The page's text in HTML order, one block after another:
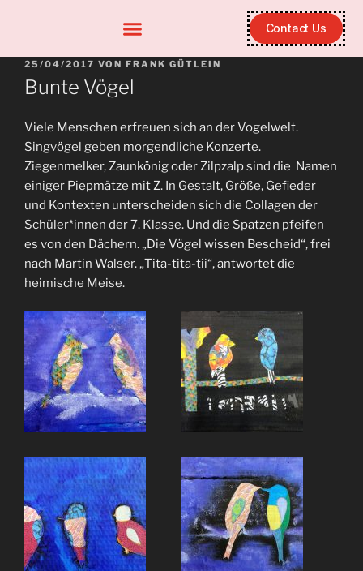
Contact Us
25/04/2017 VON FRANK GÜTLEIN
Bunte Vögel
Viele Menschen erfreuen sich an der Vogelwelt.
Singvögel geben morgendliche Konzerte.
Ziegenmelker, Zaunkönig oder Zilpzalp sind die Namen
einiger Piepmätze mit Z. In Gestalt, Größe, Gefieder
und Kontexten unterscheiden sich die Collagen der
Schüler*innen der 7. Klasse. Und die Spatzen pfeifen
es von den Dächern. „Die Vögel wissen Bescheid“, frei
nach Martin Walser. „Tita-tita-tii“, antwortet die
heimische Meise.